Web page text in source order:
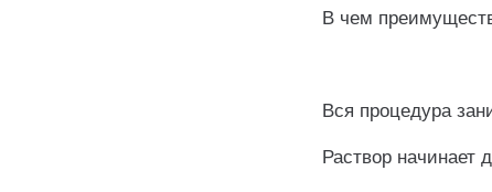
В чем
Вся процедура
Раствор начинает